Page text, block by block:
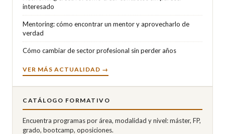
interesado
Mentoring: cómo encontrar un mentor y aprovecharlo de
verdad
Cómo cambiar de sector profesional sin perder años
VER MÁS ACTUALIDAD →
CATÁLOGO FORMATIVO
Encuentra programas por área, modalidad y nivel: máster, FP,
grado, bootcamp, oposiciones.